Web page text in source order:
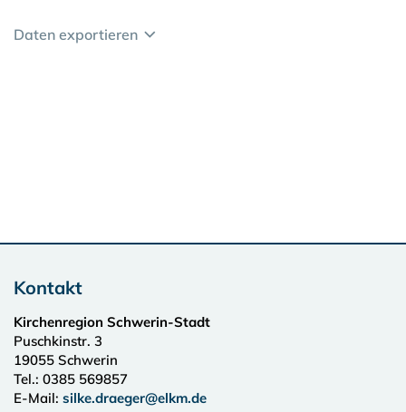
Daten exportieren
Kontakt
Kirchenregion Schwerin-Stadt
Puschkinstr. 3
19055 Schwerin
Tel.: 0385 569857
E-Mail: silke.draeger@elkm.de